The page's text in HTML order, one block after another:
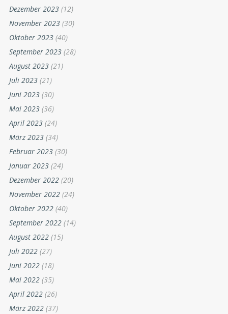
Dezember 2023 (12)
November 2023 (30)
Oktober 2023 (40)
September 2023 (28)
August 2023 (21)
Juli 2023 (21)
Juni 2023 (30)
Mai 2023 (36)
April 2023 (24)
März 2023 (34)
Februar 2023 (30)
Januar 2023 (24)
Dezember 2022 (20)
November 2022 (24)
Oktober 2022 (40)
September 2022 (14)
August 2022 (15)
Juli 2022 (27)
Juni 2022 (18)
Mai 2022 (35)
April 2022 (26)
März 2022 (37)